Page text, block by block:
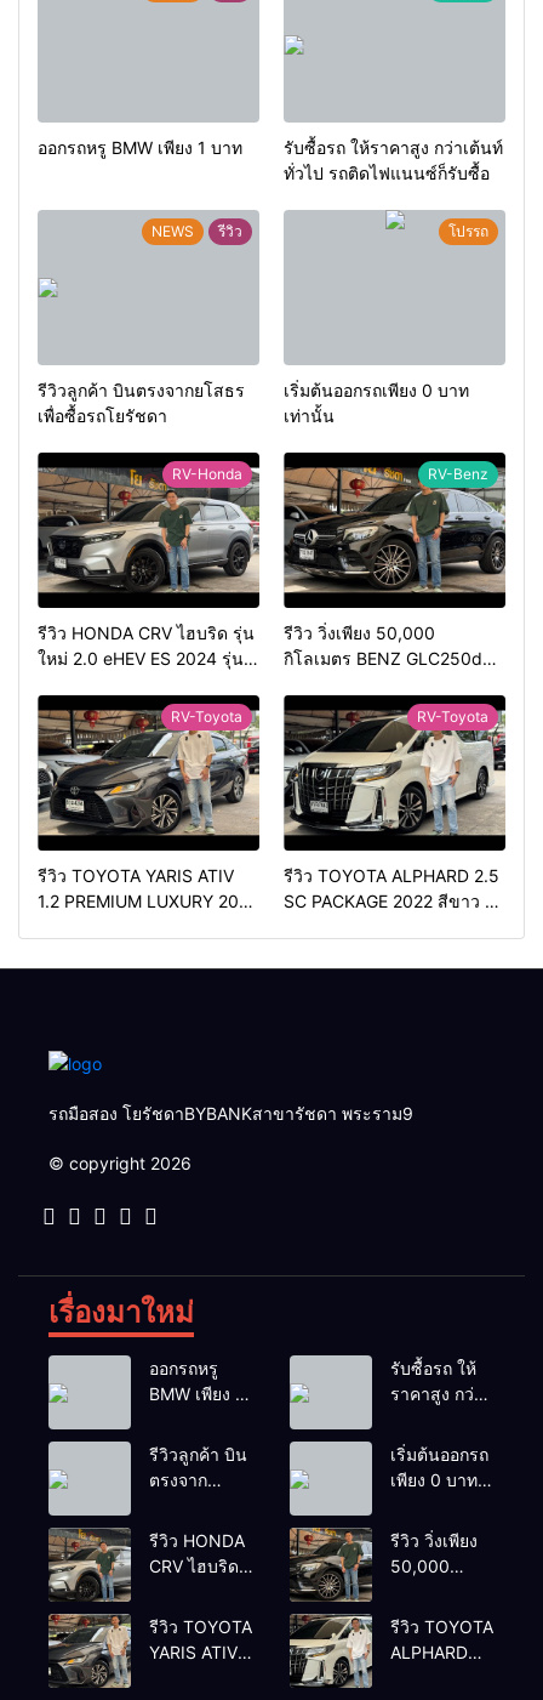
ออกรถหรู BMW เพียง 1 บาท
รับซื้อรถ ให้ราคาสูง กว่าเต้นท์
ทั่วไป รถติดไฟแนนซ์ก็รับซื้อ
NEWS รีวิว
รีวิวลูกค้า บินตรงจากยโสธร
เพื่อซื้อรถโยรัชดา
โปรรถ
เริ่มต้นออกรถเพียง 0 บาท
เท่านั้น
RV-Honda
รีวิว HONDA CRV ไฮบริด รุ่น
ใหม่ 2.0 eHEV ES 2024 รุ่น
วิ่ง3หมื่นกว่าโล
RV-Benz
รีวิว วิ่งเพียง 50,000
กิโลเมตร BENZ GLC250d
เดียว ดีเซล สวยหายาก ทรง
สปอร์ต
RV-Toyota
รีวิว TOYOTA YARIS ATIV
1.2 PREMIUM LUXURY 2024
RV-Toyota
รีวิว TOYOTA ALPHARD 2.5
SC PACKAGE 2022 สีขาว ท้อ
รถมือสอง โยรัชดาBYBANKสาขารัชดา พระราม9
© copyright 2026
เรื่องมาใหม่
ออกรถหรู
BMW เพียง 1
รับซื้อรถ ให้
ราคาสูง กว่า
ติดไฟแนนซ์ก็
รับซื้อ
รีวิวลูกค้า บิน
ตรงจาก
รถโยรัชดา
เริ่มต้นออกรถ
เพียง 0 บาท
รีวิว HONDA
CRV ไฮบริด
eHEV ES
2024 รุ่นรอง
รีวิว วิ่งเพียง
50,000
BENZ
GLC250d
รีวิว TOYOTA
YARIS ATIV
รีวิว TOYOTA
ALPHARD